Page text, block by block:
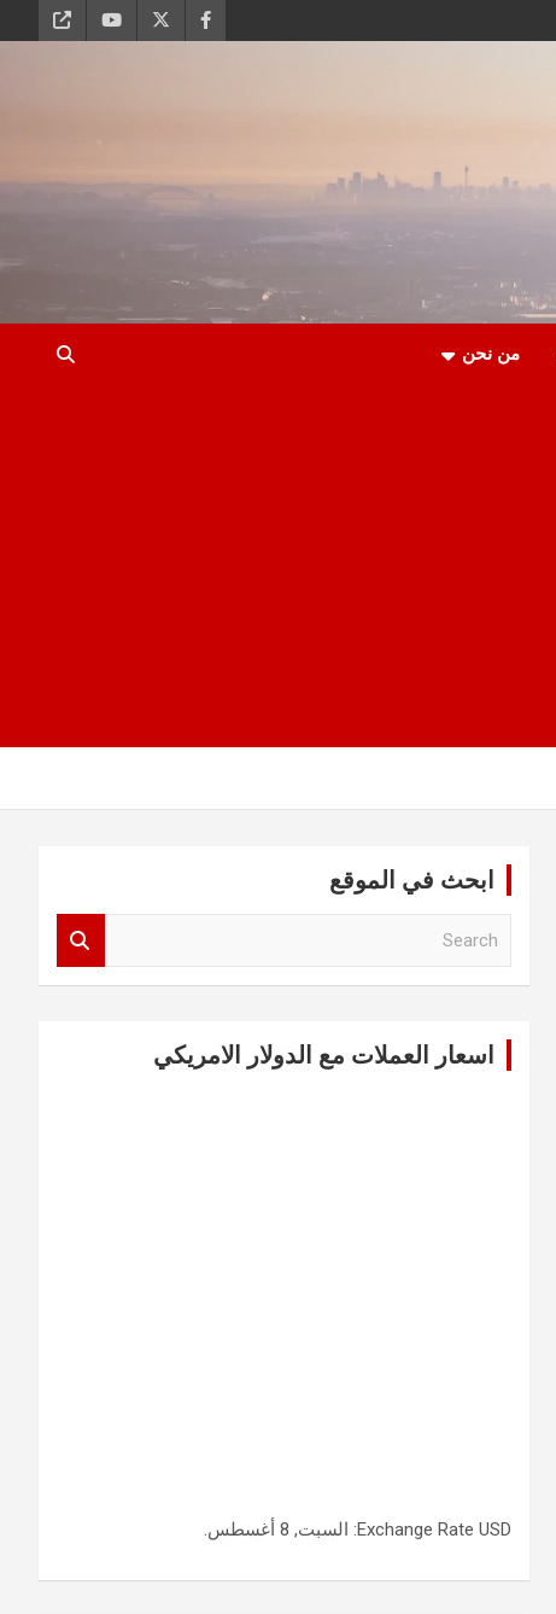
من نحن
ابحث في الموقع
اسعار العملات مع الدولار الامريكي
Exchange Rate USD : السبت, 8 أغسطس.